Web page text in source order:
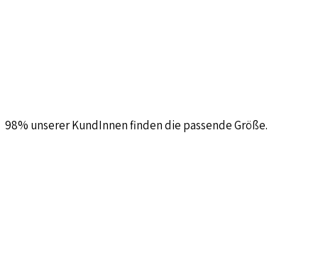
98% unserer KundInnen finden die passende Größe.